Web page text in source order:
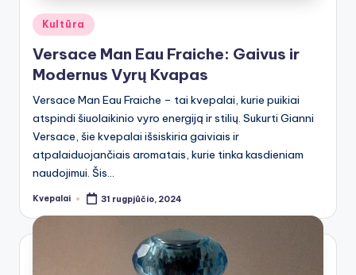
Posted
in
Kultūra
Versace Man Eau Fraiche: Gaivus ir
Modernus Vyrų Kvapas
Versace Man Eau Fraiche – tai kvepalai, kurie puikiai
atspindi šiuolaikinio vyro energiją ir stilių. Sukurti Gianni
Versace, šie kvepalai išsiskiria gaiviais ir
atpalaiduojančiais aromatais, kurie tinka kasdieniam
naudojimui. Šis…
Posted
Kvepalai 31 rugpjūčio, 2024